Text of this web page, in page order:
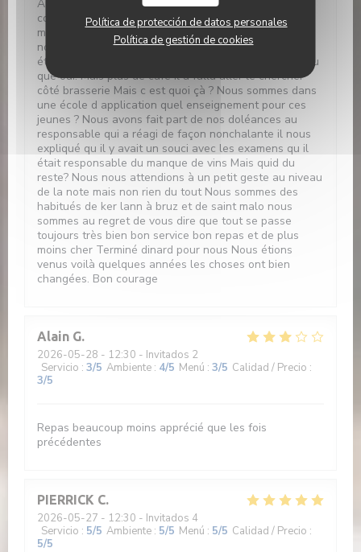
Política de protección de datos personales
Política de gestión de cookies
Aucun dessert présentés correctement sorbet
complètement liquéfie un des mille feuilles n avait
même pas de sucre glace comme les autres. Ensuite
nous avons redemandé à notre serveur si les cafés
étaient compris dans le prix du menu il nous a répondu
que oui. Mais plus de café il a fallu aller le chercher
côté brasserie Mais c est quoi çà ? Nous sommes dans
une école d application quel enseignement pour ces
jeunes ? Nous avons fait part de nos doléances au
responsable qui a réagi de façon nonchalante il nous
expliqué qu il y avait un souci avec les examens qu il
était responsable du manque de vins Mais quid du
reste? Nous nous attendions à un petit geste au niveau
de la note mais non rien du tout Nous sommes des
habitués de ker lann à bruz et de saint malo nous
sommes au regret de vous dire que tout se passe
toujours très bien bon service bon repas et de plus
moins cher Terminé dinard pour nous Nous étions
venus voilà quelques années les choses ont bien
changées. Bon courage
Alain G
2026-05-28 - 12:30 - Invitados 2
Servicio : 3/5 Ambiente : 4/5 Menú : 3/5 Calidad / Precio :
3/5
Repas beaucoup moins apprécié que les fois
précédentes
PIERRICK C
2026-05-27 - 12:30 - Invitados 4
Servicio : 5/5 Ambiente : 5/5 Menú : 5/5 Calidad / Precio :
5/5